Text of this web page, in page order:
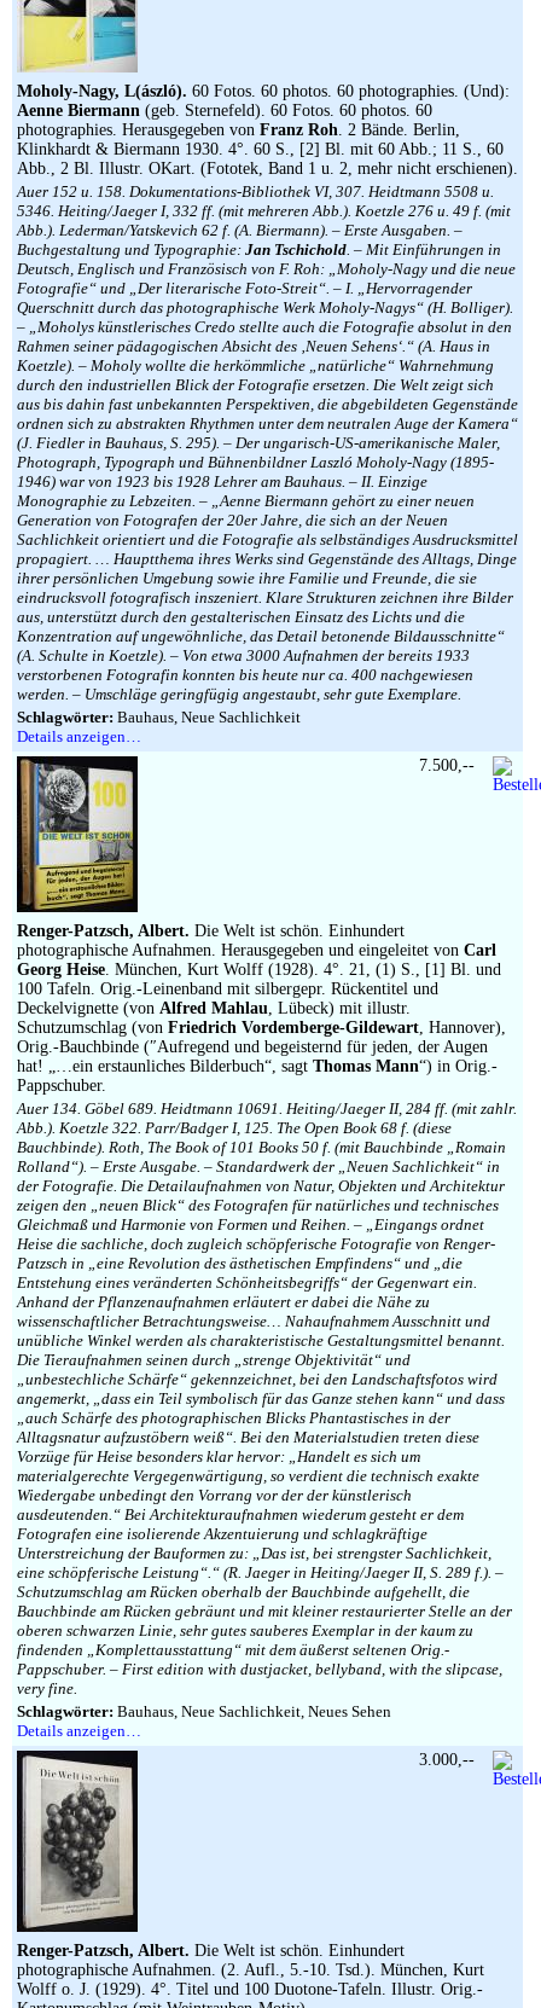
Moholy-Nagy, L(ászló). 60 Fotos. 60 photos. 60 photographies. (Und):
Aenne Biermann (geb. Sternefeld). 60 Fotos. 60 photos. 60
photographies. Herausgegeben von Franz Roh. 2 Bände. Berlin,
Klinkhardt & Biermann 1930. 4°. 60 S., [2] Bl. mit 60 Abb.; 11 S., 60
Abb., 2 Bl. Illustr. OKart. (Fototek, Band 1 u. 2, mehr nicht erschienen).
Auer 152 u. 158. Dokumentations-Bibliothek VI, 307. Heidtmann 5508 u.
5346. Heiting/Jaeger I, 332 ff. (mit mehreren Abb.). Koetzle 276 u. 49 f. (mit
Abb.). Lederman/Yatskevich 62 f. (A. Biermann). – Erste Ausgaben. –
Buchgestaltung und Typographie: Jan Tschichold. – Mit Einführungen in
Deutsch, Englisch und Französisch von F. Roh: „Moholy-Nagy und die neue
Fotografie“ und „Der literarische Foto-Streit“. – I. „Hervorragender
Querschnitt durch das photographische Werk Moholy-Nagys“ (H. Bolliger).
– „Moholys künstlerisches Credo stellte auch die Fotografie absolut in den
Rahmen seiner pädagogischen Absicht des ‚Neuen Sehens‘.“ (A. Haus in
Koetzle). – Moholy wollte die herkömmliche „natürliche“ Wahrnehmung
durch den industriellen Blick der Fotografie ersetzen. Die Welt zeigt sich
aus bis dahin fast unbekannten Perspektiven, die abgebildeten Gegenstände
ordnen sich zu abstrakten Rhythmen unter dem neutralen Auge der Kamera“
(J. Fiedler in Bauhaus, S. 295). – Der ungarisch-US-amerikanische Maler,
Photograph, Typograph und Bühnenbildner Laszló Moholy-Nagy (1895-
1946) war von 1923 bis 1928 Lehrer am Bauhaus. – II. Einzige
Monographie zu Lebzeiten. – „Aenne Biermann gehört zu einer neuen
Generation von Fotografen der 20er Jahre, die sich an der Neuen
Sachlichkeit orientiert und die Fotografie als selbständiges Ausdrucksmittel
propagiert. … Hauptthema ihres Werks sind Gegenstände des Alltags, Dinge
ihrer persönlichen Umgebung sowie ihre Familie und Freunde, die sie
eindrucksvoll fotografisch inszeniert. Klare Strukturen zeichnen ihre Bilder
aus, unterstützt durch den gestalterischen Einsatz des Lichts und die
Konzentration auf ungewöhnliche, das Detail betonende Bildausschnitte“
(A. Schulte in Koetzle). – Von etwa 3000 Aufnahmen der bereits 1933
verstorbenen Fotografin konnten bis heute nur ca. 400 nachgewiesen
werden. – Umschläge geringfügig angestaubt, sehr gute Exemplare.
Schlagwörter: Bauhaus, Neue Sachlichkeit
Details anzeigen…
Renger-Patzsch, Albert. Die Welt ist schön. Einhundert
photographische Aufnahmen. Herausgegeben und eingeleitet von Carl
Georg Heise. München, Kurt Wolff (1928). 4°. 21, (1) S., [1] Bl. und
100 Tafeln. Orig.-Leinenband mit silbergepr. Rückentitel und
Deckelvignette (von Alfred Mahlau, Lübeck) mit illustr.
Schutzumschlag (von Friedrich Vordemberge-Gildewart, Hannover),
Orig.-Bauchbinde (″Aufregend und begeisternd für jeden, der Augen
hat! „…ein erstaunliches Bilderbuch“, sagt Thomas Mann“) in Orig.-
Pappschuber.
Auer 134. Göbel 689. Heidtmann 10691. Heiting/Jaeger II, 284 ff. (mit zahlr.
Abb.). Koetzle 322. Parr/Badger I, 125. The Open Book 68 f. (diese
Bauchbinde). Roth, The Book of 101 Books 50 f. (mit Bauchbinde „Romain
Rolland“). – Erste Ausgabe. – Standardwerk der „Neuen Sachlichkeit“ in
der Fotografie. Die Detailaufnahmen von Natur, Objekten und Architektur
zeigen den „neuen Blick“ des Fotografen für natürliches und technisches
Gleichmaß und Harmonie von Formen und Reihen. – „Eingangs ordnet
Heise die sachliche, doch zugleich schöpferische Fotografie von Renger-
Patzsch in „eine Revolution des ästhetischen Empfindens“ und „die
Entstehung eines veränderten Schönheitsbegriffs“ der Gegenwart ein.
Anhand der Pflanzenaufnahmen erläutert er dabei die Nähe zu
wissenschaftlicher Betrachtungsweise… Nahaufnahmem Ausschnitt und
unübliche Winkel werden als charakteristische Gestaltungsmittel benannt.
Die Tieraufnahmen seinen durch „strenge Objektivität“ und
„unbestechliche Schärfe“ gekennzeichnet, bei den Landschaftsfotos wird
angemerkt, „dass ein Teil symbolisch für das Ganze stehen kann“ und dass
„auch Schärfe des photographischen Blicks Phantastisches in der
Alltagsnatur aufzustöbern weiß“. Bei den Materialstudien treten diese
Vorzüge für Heise besonders klar hervor: „Handelt es sich um
materialgerechte Vergegenwärtigung, so verdient die technisch exakte
Wiedergabe unbedingt den Vorrang vor der der künstlerisch
ausdeutenden.“ Bei Architekturaufnahmen wiederum gesteht er dem
Fotografen eine isolierende Akzentuierung und schlagkräftige
Unterstreichung der Bauformen zu: „Das ist, bei strengster Sachlichkeit,
eine schöpferische Leistung“.“ (R. Jaeger in Heiting/Jaeger II, S. 289 f.). –
Schutzumschlag am Rücken oberhalb der Bauchbinde aufgehellt, die
Bauchbinde am Rücken gebräunt und mit kleiner restaurierter Stelle an der
oberen schwarzen Linie, sehr gutes sauberes Exemplar in der kaum zu
findenden „Komplettausstattung“ mit dem äußerst seltenen Orig.-
Pappschuber. – First edition with dustjacket, bellyband, with the slipcase,
very fine.
Schlagwörter: Bauhaus, Neue Sachlichkeit, Neues Sehen
Details anzeigen…
7.500,--
Renger-Patzsch, Albert. Die Welt ist schön. Einhundert
photographische Aufnahmen. (2. Aufl., 5.-10. Tsd.). München, Kurt
Wolff o. J. (1929). 4°. Titel und 100 Duotone-Tafeln. Illustr. Orig.-
3.000,--